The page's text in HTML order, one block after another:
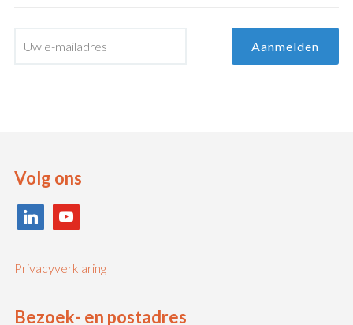
Volg ons
linkedin youtube
Privacyverklaring
Bezoek- en postadres